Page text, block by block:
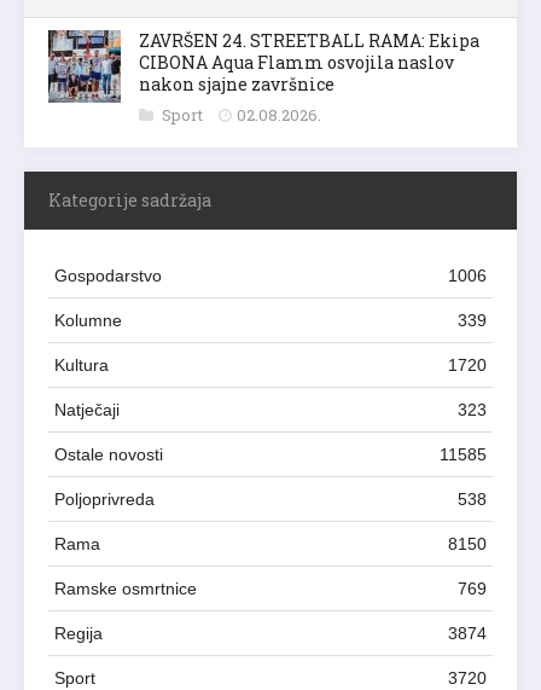
ZAVRŠEN 24. STREETBALL RAMA: Ekipa
CIBONA Aqua Flamm osvojila naslov
nakon sjajne završnice
Sport 02.08.2026.
Kategorije sadržaja
Gospodarstvo 1006
Kolumne 339
Kultura 1720
Natječaji 323
Ostale novosti 11585
Poljoprivreda 538
Rama 8150
Ramske osmrtnice 769
Regija 3874
Sport 3720